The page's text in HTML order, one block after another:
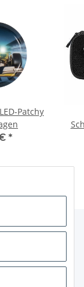
Patchy
*